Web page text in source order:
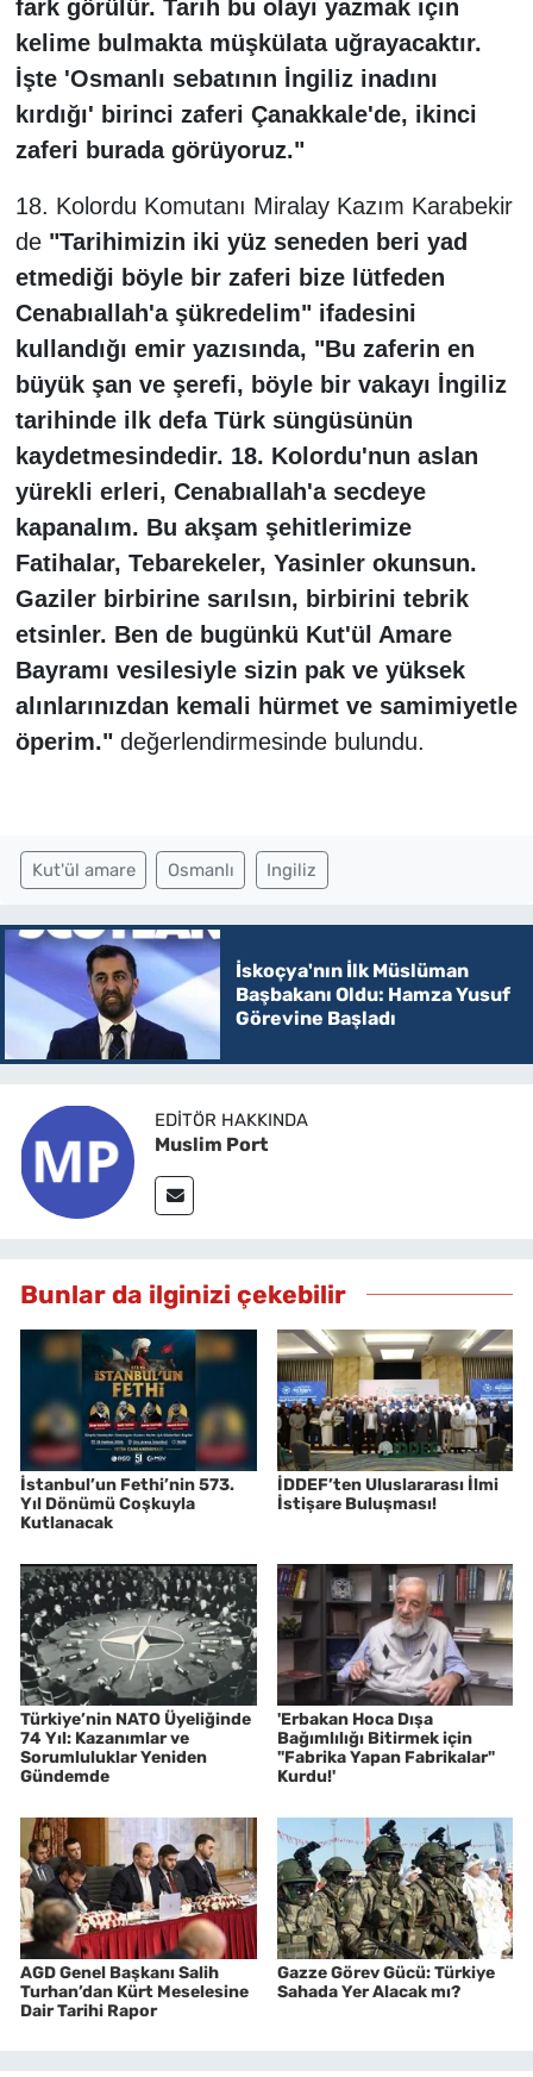
fark görülür. Tarih bu olayı yazmak için
kelime bulmakta müşkülata uğrayacaktır.
İşte 'Osmanlı sebatının İngiliz inadını
kırdığı' birinci zaferi Çanakkale'de, ikinci
zaferi burada görüyoruz."
18. Kolordu Komutanı Miralay Kazım Karabekir
de "Tarihimizin iki yüz seneden beri yad
etmediği böyle bir zaferi bize lütfeden
Cenabıallah'a şükredelim" ifadesini
kullandığı emir yazısında, "Bu zaferin en
büyük şan ve şerefi, böyle bir vakayı İngiliz
tarihinde ilk defa Türk süngüsünün
kaydetmesindedir. 18. Kolordu'nun aslan
yürekli erleri, Cenabıallah'a secdeye
kapanalım. Bu akşam şehitlerimize
Fatihalar, Tebarekeler, Yasinler okunsun.
Gaziler birbirine sarılsın, birbirini tebrik
etsinler. Ben de bugünkü Kut'ül Amare
Bayramı vesilesiyle sizin pak ve yüksek
alınlarınızdan kemali hürmet ve samimiyetle
öperim."değerlendirmesinde bulundu.
Kut'ül amare Osmanlı Ingiliz
İskoçya'nın İlk Müslüman
Başbakanı Oldu: Hamza Yusuf
Görevine Başladı
EDITÖR HAKKINDA
Muslim Port
Bunlar da ilginizi çekebilir
İstanbul’un Fethi’nin 573.
Yıl Dönümü Coşkuyla
Kutlanacak
İDDEF’ten Uluslararası İlmi
İstişare Buluşması!
Türkiye’nin NATO Üyeliğinde
74 Yıl: Kazanımlar ve
Sorumluluklar Yeniden
Gündemde
'Erbakan Hoca Dışa
Bağımlılığı Bitirmek için
"Fabrika Yapan Fabrikalar"
Kurdu!'
AGD Genel Başkanı Salih
Turhan’dan Kürt Meselesine
Dair Tarihi Rapor
Gazze Görev Gücü: Türkiye
Sahada Yer Alacak mı?